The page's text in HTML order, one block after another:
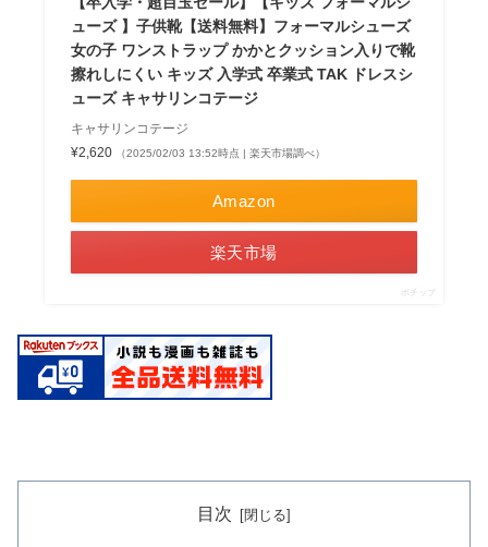
ューズ 】子供靴【送料無料】フォーマルシューズ
女の子 ワンストラップ かかとクッション入りで靴
擦れしにくい キッズ 入学式 卒業式 TAK ドレスシ
ューズ キャサリンコテージ
キャサリンコテージ
¥2,620
（2025/02/03 13:52時点 | 楽天市場調べ）
Amazon
楽天市場
ポチップ
目次